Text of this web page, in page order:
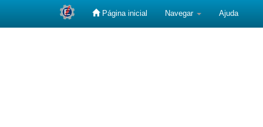
Página inicial Navegar Ajuda